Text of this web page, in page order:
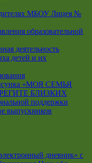
МБОУ Лицея №
образовательной
деятельность
детей и их
«МОЯ СЕМЬЯ
БЛИЗКИХ
поддержки
выпускников
дневник» с